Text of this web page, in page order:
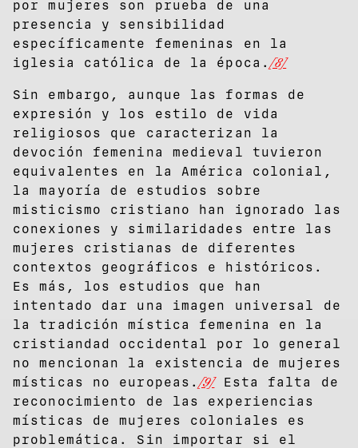
por mujeres son prueba de una
presencia y sensibilidad
específicamente femeninas en la
iglesia católica de la época.[8]
Sin embargo, aunque las formas de
expresión y los estilo de vida
religiosos que caracterizan la
devoción femenina medieval tuvieron
equivalentes en la América colonial,
la mayoría de estudios sobre
misticismo cristiano han ignorado las
conexiones y similaridades entre las
mujeres cristianas de diferentes
contextos geográficos e históricos.
Es más, los estudios que han
intentado dar una imagen universal de
la tradición mística femenina en la
cristiandad occidental por lo general
no mencionan la existencia de mujeres
místicas no europeas.[9]Esta falta de
reconocimiento de las experiencias
místicas de mujeres coloniales es
problemática. Sin importar si el